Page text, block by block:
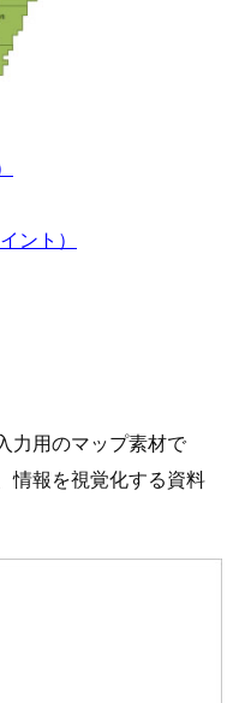
ント）
力用のマップ素材で
情報を視覚化する資料